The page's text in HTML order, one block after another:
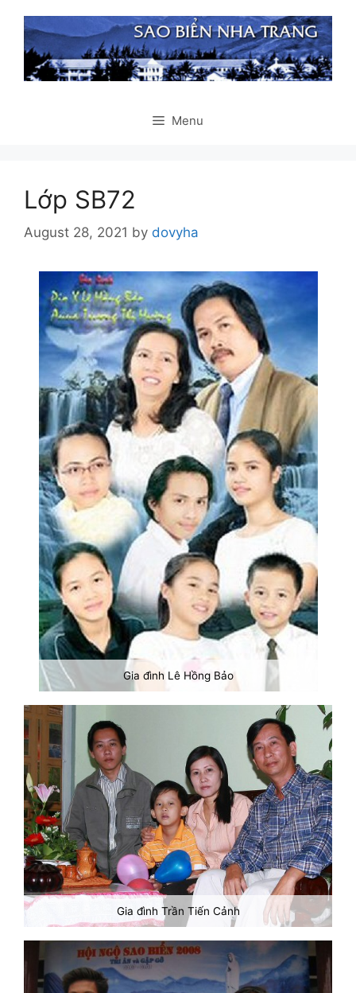
content
Menu
Lớp SB72
August 28, 2021 by dovyha
Gia đình Lê Hồng Bảo
Gia đình Trần Tiến Cảnh